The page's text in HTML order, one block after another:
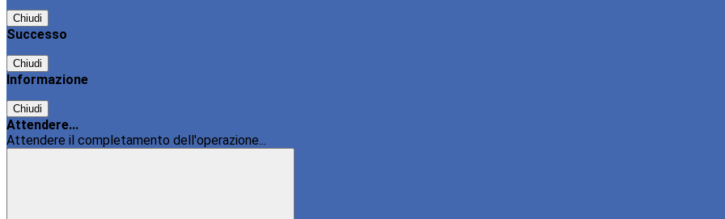
Chiudi
Successo
Chiudi
Informazione
Chiudi
Attendere...
Attendere il completamento dell'operazione...